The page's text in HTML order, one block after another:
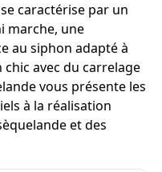
caractérise par un
marche, une
au siphon adapté à
avec du carrelage
vous présente les
à la réalisation
et des